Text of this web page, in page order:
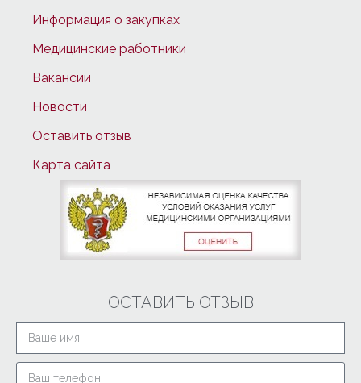
Информация о закупках
Медицинские работники
Вакансии
Новости
Оставить отзыв
Карта сайта
ОСТАВИТЬ ОТЗЫВ